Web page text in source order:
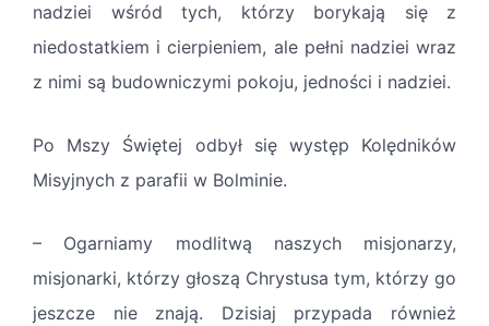
nadziei wśród tych, którzy borykają się z
niedostatkiem i cierpieniem, ale pełni nadziei wraz
z nimi są budowniczymi pokoju, jedności i nadziei.
Po Mszy Świętej odbył się występ Kolędników
Misyjnych z parafii w Bolminie.
– Ogarniamy modlitwą naszych misjonarzy,
misjonarki, którzy głoszą Chrystusa tym, którzy go
jeszcze nie znają. Dzisiaj przypada również